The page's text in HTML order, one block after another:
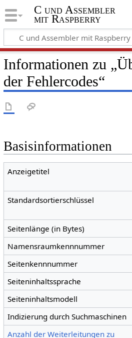
C und Assembler
mit Raspberry
Informationen zu
der Fehlercodes“
Basisinformationen
Anzeigetitel
Standardsortierschlüssel
Seitenlänge (in Bytes)
Namensraumkennnummer
Seitenkennnummer
Seiteninhaltssprache
Seiteninhaltsmodell
Indizierung durch Suchmaschinen
Anzahl der Weiterleitungen zu